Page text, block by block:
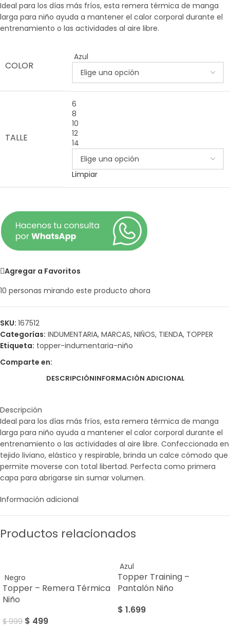
Ideal para los días más fríos, esta remera térmica de manga
larga para niño ayuda a mantener el calor corporal durante el
entrenamiento o las actividades al aire libre.
COLOR
Azul
TALLE
6
8
10
12
14
Limpiar
Agregar a Favoritos
10 personas mirando este producto ahora
SKU: 167512
Categorías: INDUMENTARIA, MARCAS, NIÑOS, TIENDA, TOPPER
Etiqueta: topper-indumentaria-niño
Comparte en:
DESCRIPCIÓNINFORMACIÓN ADICIONAL
Descripción
Ideal para los días más fríos, esta remera térmica de manga
larga para niño ayuda a mantener el calor corporal durante el
entrenamiento o las actividades al aire libre. Confeccionada en
tejido liviano, elástico y respirable, brinda un calce cómodo que
permite moverse con total libertad. Perfecta como primera
capa para abrigarse sin sumar volumen.
Información adicional
Productos relacionados
Negro
Topper – Remera Térmica
Niño
$999 $ 499
Azul
Topper Training –
Pantalón Niño
$ 1.699